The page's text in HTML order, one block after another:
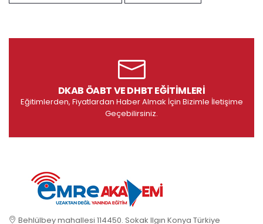
DKAB ÖABT VE DHBT EĞITIMLERI
Eğitimlerden, Fiyatlardan Haber Almak İçin Bizimle İletişime
Geçebilirsiniz.
Behlülbey mahallesi 114450. Sokak Ilgın Konya Türkiye